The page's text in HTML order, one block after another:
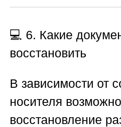
💻 6. Какие
восстановить
В зависимости от
носителя возможно
восстановление